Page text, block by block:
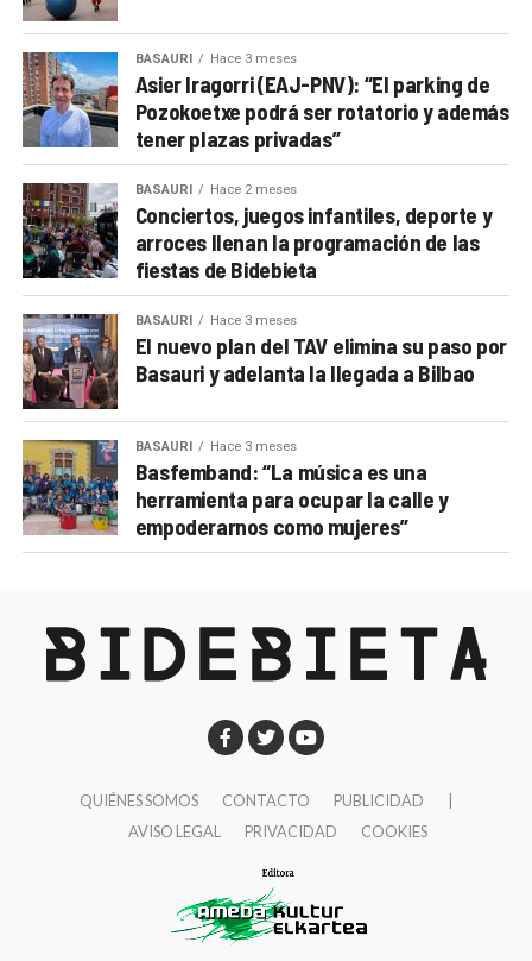
BASAURI Hace 3 meses
Asier Iragorri (EAJ-PNV): “El parking de
Pozokoetxe podrá ser rotatorio y además
tener plazas privadas”
BASAURI Hace 2 meses
Conciertos, juegos infantiles, deporte y
arroces llenan la programación de las
fiestas de Bidebieta
BASAURI Hace 3 meses
El nuevo plan del TAV elimina su paso por
Basauri y adelanta la llegada a Bilbao
BASAURI Hace 3 meses
Basfemband: “La música es una
herramienta para ocupar la calle y
empoderarnos como mujeres”
QUIÉNES SOMOS CONTACTO PUBLICIDAD
AVISO LEGAL
PRIVACIDAD COOKIES